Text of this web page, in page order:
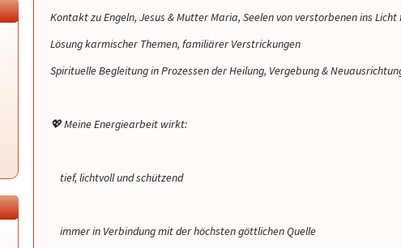
Kontakt zu Engeln, Jesus & Mutter Maria, Seelen von verstorbenen ins Licht
Lösung karmischer Themen, familiärer Verstrickungen
Spirituelle Begleitung in Prozessen der Heilung, Vergebung &
💖Meine Energiearbeit wirkt:
tief, lichtvoll und schützend
immer in Verbindung mit der höchsten göttlichen Quelle